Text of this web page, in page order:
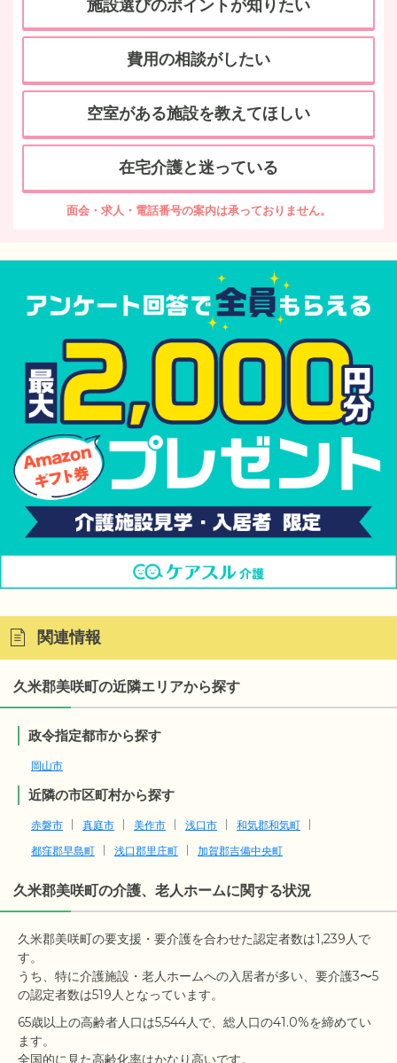
施設選びのポイントが知りたい
費用の相談がしたい
空室がある施設を教えてほしい
在宅介護と迷っている
面会・求人・電話番号の案内は承っておりません。
関連情報
久米郡美咲町の近隣エリアから探す
政令指定都市から探す
岡山市
近隣の市区町村から探す
赤磐市 真庭市 美作市 浅口市
和気郡和気町
都窪郡早島町
浅口郡里庄町 加賀郡吉備中央町
久米郡美咲町の介護、老人ホームに関する状況
久米郡美咲町の要支援・要介護を合わせた認定者数は1,239人で
す。
うち、特に介護施設・老人ホームへの入居者が多い、要介護3〜5
65歳以上の高齢者人口は5,544人で、総人口の41.0%を締めてい
ます。
全国的に見た高齢化率はかなり高いです。